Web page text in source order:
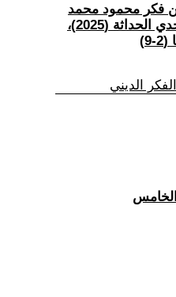
فكر محمود محمد
طه- كتاب: الإسلام المعاصر وتحدي الحداثة (2025)،
9)
الديني